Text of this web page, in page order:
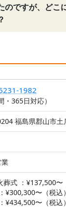
のですが、どこ
1982
・365日対応）
福島県郡山市土
葬式 ：¥137,500〜
¥300,300〜（税込）
¥434,500〜（税込）